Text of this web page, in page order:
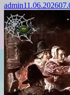
admin11.06.2026